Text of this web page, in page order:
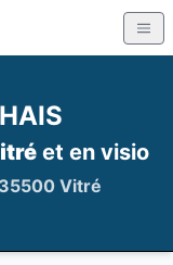
et en visio
Vitré